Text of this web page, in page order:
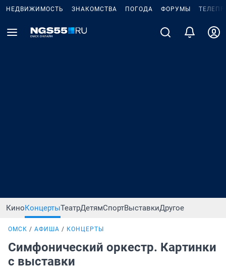
НЕДВИЖИМОСТЬ ЗНАКОМСТВА ПОГОДА ФОРУМЫ
КиноКонцертыТеатрДетямСпортВыставкиДругое
ОМСК АФИША КОНЦЕРТЫ
Симфонический оркестр. Картинки
с выставки